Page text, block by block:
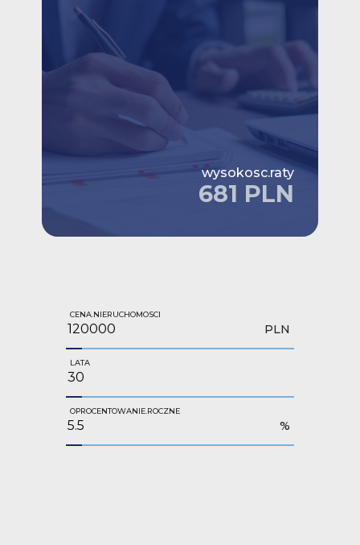
wysokosc.raty
681 PLN
CENA.NIERUCHOMOSCI
PLN
LATA
OPROCENTOWANIE.ROCZNE
%